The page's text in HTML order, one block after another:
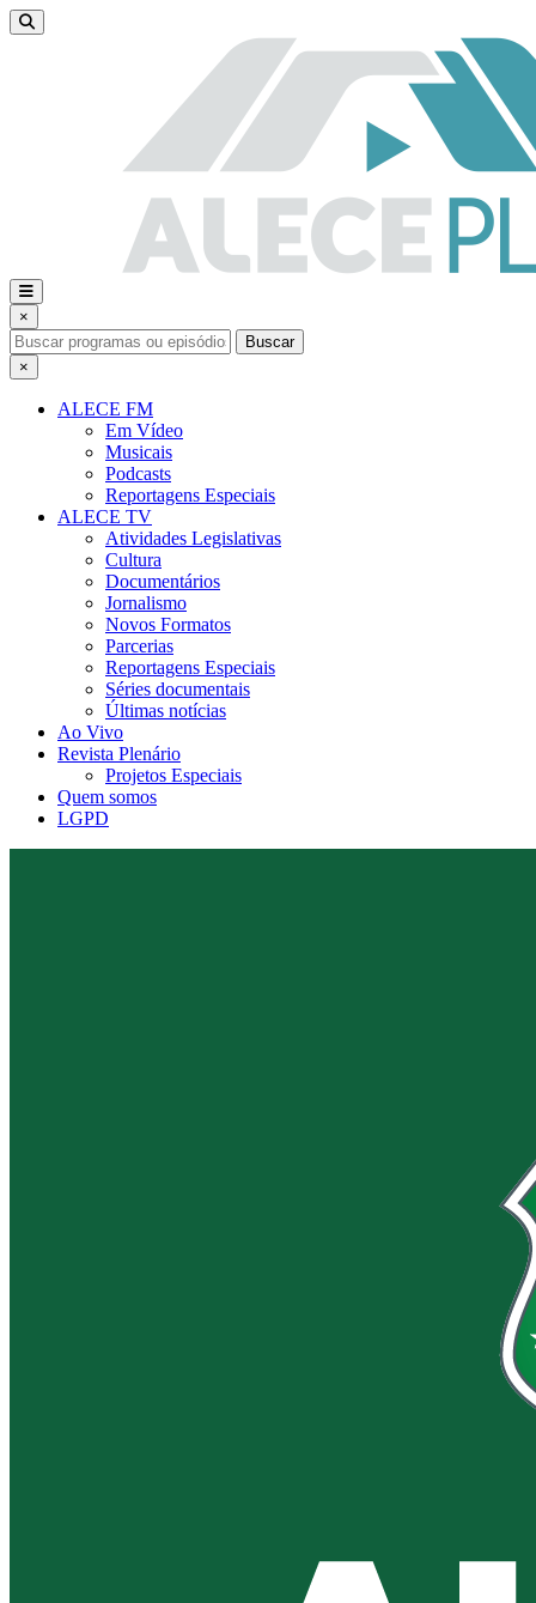
×
Buscar
×
ALECE FM
Em Vídeo
Musicais
Podcasts
Reportagens Especiais
ALECE TV
Atividades Legislativas
Cultura
Documentários
Jornalismo
Novos Formatos
Parcerias
Reportagens Especiais
Séries documentais
Últimas notícias
Ao Vivo
Revista Plenário
Projetos Especiais
Quem somos
LGPD